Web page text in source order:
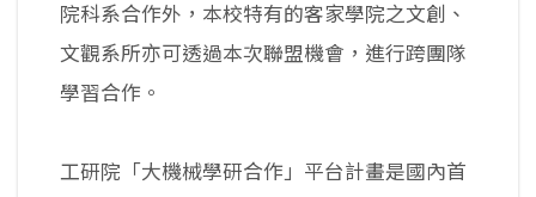
院科系合作外，本校特有的客家學院之文創、
文觀系所亦可透過本次聯盟機會，進行跨團隊
學習合作。
工研院「大機械學研合作」平台計畫是國內首